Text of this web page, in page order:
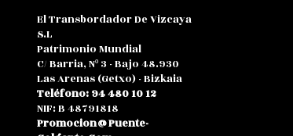
El Transbordador De Vizcaya
S.L
Patrimonio Mundial
C/ Barria, Nº 3 - Bajo 48.930
Las Arenas (Getxo) - Bizkaia
Teléfono: 94 480 10 12
NIF: B 48791818
Promocion@puente-